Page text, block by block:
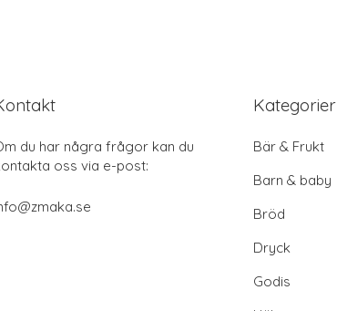
du har några frågor kan du
oss via e-post:
Kategorier
Bär & Frukt
Barn & baby
Bröd
Dryck
Godis